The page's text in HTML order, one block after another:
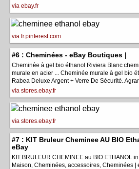
via ebay.fr
via fr.pinterest.com
#6 : Cheminées - eBay Boutiques |
Cheminée à gel bio éthanol Riviera Blanc
murale en acier ... Cheminée murale à gel bio
Rabea Deluxe Argent + Verre De Sécurité.
via stores.ebay.fr
via stores.ebay.fr
#7 : KIT Bruleur Cheminee AU BIO
eBay
KIT BRULEUR CHEMINEE au BIO ETHANOL in
Maison, Cheminées, accessoires, Cheminées |